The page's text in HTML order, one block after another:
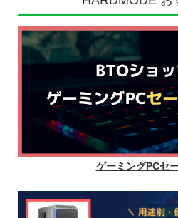
ゲーミングPCセ